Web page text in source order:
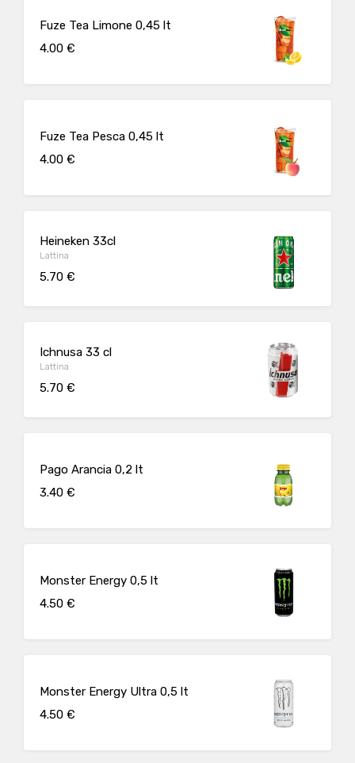
Fuze Tea Limone 0,45 lt
4.00 €
Fuze Tea Pesca 0,45 lt
4.00 €
Heineken 33cl
Lattina
5.70 €
Ichnusa 33 cl
Lattina
5.70 €
Pago Arancia 0,2 lt
3.40 €
Monster Energy 0,5 lt
4.50 €
Monster Energy Ultra 0,5 lt
4.50 €